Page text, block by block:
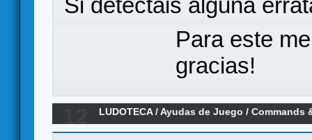
Para este
gracias!
LUDOTECA/Ayudas de Juego /Commands